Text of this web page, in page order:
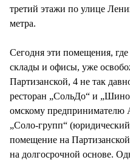
третий этажи по улице
метра.
Сегодня эти помещения,
склады и офисы, уже
Партизанской, 4 не так
ресторан „СольДо“ и
омскому
„Соло-групп“
помещение на
на долгосрочной основе.